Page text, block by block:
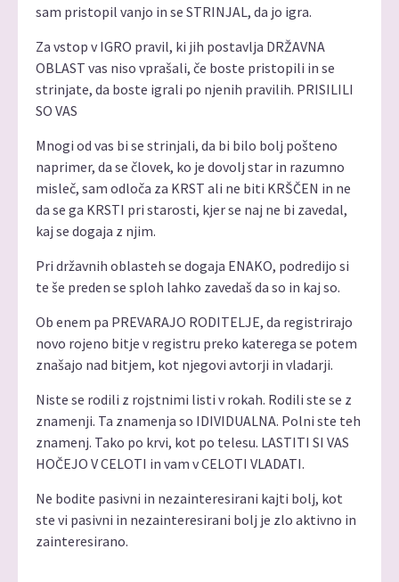
sam pristopil vanjo in se STRINJAL, da jo igra.
Za vstop v IGRO pravil, ki jih postavlja DRŽAVNA
OBLAST vas niso vprašali, če boste pristopili in se
strinjate, da boste igrali po njenih pravilih. PRISILILI
SO VAS
Mnogi od vas bi se strinjali, da bi bilo bolj pošteno
naprimer, da se človek, ko je dovolj star in razumno
misleč, sam odloča za KRST ali ne biti KRŠČEN in ne
da se ga KRSTI pri starosti, kjer se naj ne bi zavedal,
kaj se dogaja z njim.
Pri državnih oblasteh se dogaja ENAKO, podredijo si
te še preden se sploh lahko zavedaš da so in kaj so.
Ob enem pa PREVARAJO RODITELJE, da registrirajo
novo rojeno bitje v registru preko katerega se potem
znašajo nad bitjem, kot njegovi avtorji in vladarji.
Niste se rodili z rojstnimi listi v rokah. Rodili ste se z
znamenji. Ta znamenja so IDIVIDUALNA. Polni ste teh
znamenj. Tako po krvi, kot po telesu. LASTITI SI VAS
HOČEJO V CELOTI in vam v CELOTI VLADATI.
Ne bodite pasivni in nezainteresirani kajti bolj, kot
ste vi pasivni in nezainteresirani bolj je zlo aktivno in
zainteresirano.